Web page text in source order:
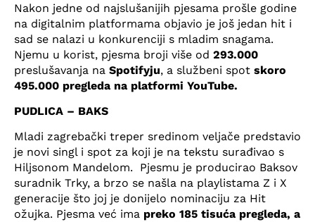
Nakon jedne od najslušanijih pjesama prošle godine
na digitalnim platformama objavio je još jedan hit i
sad se nalazi u konkurenciji s mladim snagama.
Njemu u korist, pjesma broji više od 293.000
preslušavanja na Spotifyju, a službeni spot skoro
495.000 pregleda na platformi YouTube.
PUDLICA – BAKS
Mladi zagrebački treper sredinom veljače predstavio
je novi singl i spot za koji je na tekstu surađivao s
Hiljsonom Mandelom. Pjesmu je producirao Baksov
suradnik Trky, a brzo se našla na playlistama Z i X
generacije što joj je donijelo nominaciju za Hit
ožujka. Pjesma već ima preko 185 tisuća pregleda, a